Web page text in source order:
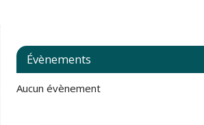
Évènements
Aucun évènement